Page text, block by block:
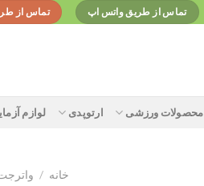
تماس از طریق واتس اپ تماس از
محصولات ورزشی ارتوپدی لوازم
خانه /